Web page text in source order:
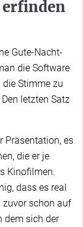
Gute-Nacht-
die Software
Stimme zu
letzten Satz
Präsentation, es
die er je
Kinofilmen.
dass es real
zuvor schon auf
dem sich der